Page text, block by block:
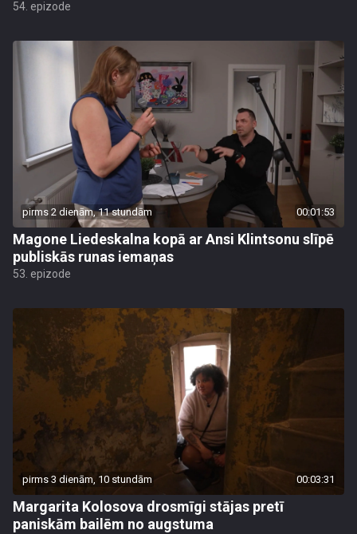
54. epizode
pirms 2 dienām, 11 stundām 00:01:53
Magone Liedeskalna kopā ar Ansi Klintsonu slīpē
publiskās runas iemaņas
53. epizode
pirms 3 dienām, 10 stundām 00:03:31
Margarita Kolosova drosmīgi stājas pretī
paniskām bailēm no augstuma